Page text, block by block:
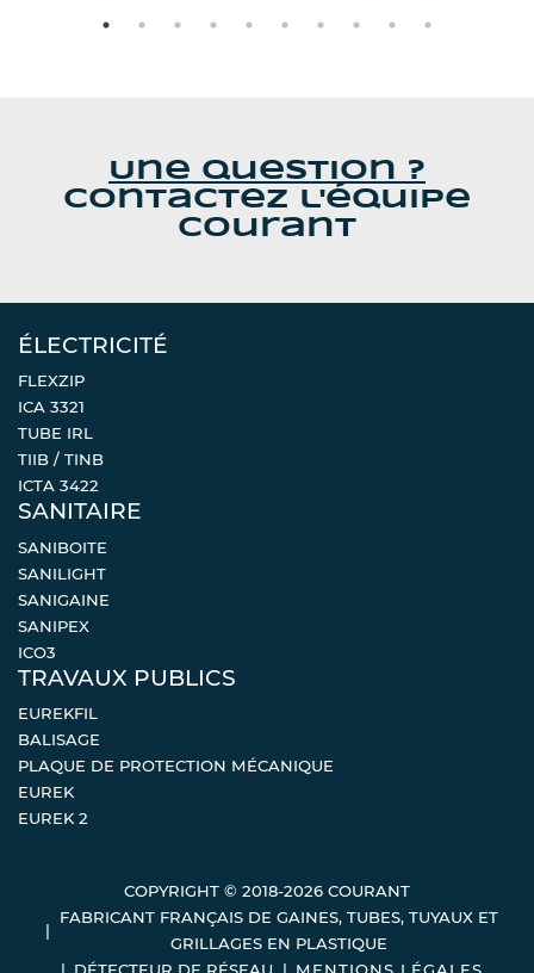
Une question ?
Contactez l'équipe
Courant
ÉLECTRICITÉ
FLEXZIP
ICA 3321
TUBE IRL
TIIB / TINB
ICTA 3422
SANITAIRE
SANIBOITE
SANILIGHT
SANIGAINE
SANIPEX
ICO3
TRAVAUX PUBLICS
EUREKFIL
BALISAGE
PLAQUE DE PROTECTION MÉCANIQUE
EUREK
EUREK 2
COPYRIGHT © 2018-2026 COURANT
FABRICANT FRANÇAIS DE GAINES, TUBES, TUYAUX ET
GRILLAGES EN PLASTIQUE
DÉTECTEUR DE RÉSEAU
MENTIONS LÉGALES